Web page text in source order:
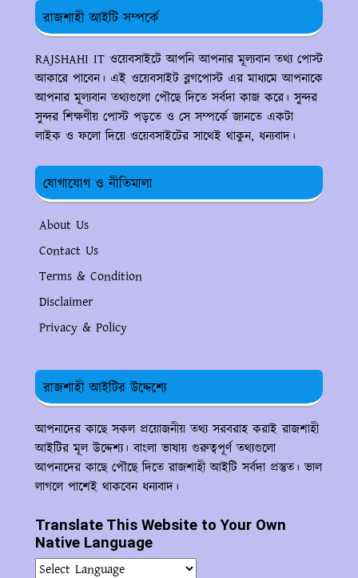
রাজশাহী আইটি সম্পর্কে
RAJSHAHI IT ওয়েবসাইটে আপনি আপনার মূল্যবান তথ্য পোস্ট
আকারে পাবেন। এই ওয়েবসাইট ব্লগপোস্ট এর মাধ্যমে আপনাকে
আপনার মূল্যবান তথ্যগুলো পৌছে দিতে সর্বদা কাজ করে। সুন্দর
সুন্দর শিক্ষণীয় পোস্ট পড়তে ও সে সম্পর্কে জানতে একটা
লাইক ও ফলো দিয়ে ওয়েবসাইটের সাথেই থাকুন, ধন্যবাদ।
যোগাযোগ ও নীতিমালা
About Us
Contact Us
Terms & Condition
Disclaimer
Privacy & Policy
রাজশাহী আইটির উদ্দেশ্যে
আপনাদের কাছে সকল প্রয়োজনীয় তথ্য সরবরাহ করাই রাজশাহী
আইটির মূল উদ্দেশ্য। বাংলা ভাষায় গুরুত্বপূর্ণ তথ্যগুলো
আপনাদের কাছে পৌছে দিতে রাজশাহী আইটি সর্বদা প্রস্তুত। ভাল
লাগলে পাশেই থাকবেন ধন্যবাদ।
Translate This Website to Your Own
Native Language